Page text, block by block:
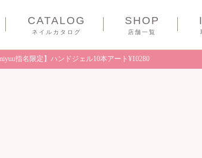
CATALOG
ネイルカタログ
SHOP
店舗一覧
miyuu指名限定】ハンドジェル10本アート¥10280